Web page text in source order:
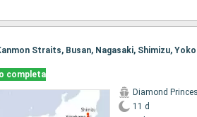
Straits, Busan, Nagasaki, Shimizu,
completa
Diamond
11 d